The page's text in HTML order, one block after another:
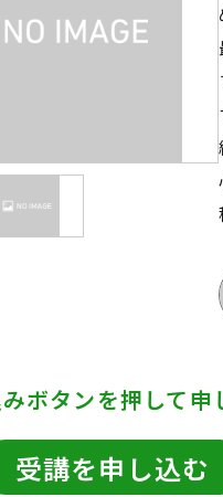
ボタンを押して申
受講を申し込む